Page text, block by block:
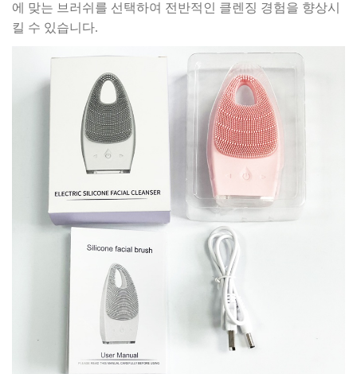
에 맞는 브러쉬를 선택하여 전반적인 클렌징 경험을 향상시
킬 수 있습니다.